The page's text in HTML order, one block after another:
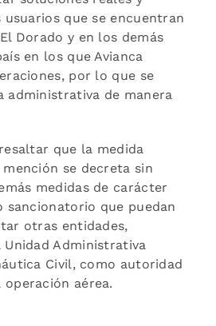
que se encuentran
Dorado y en los demás
en los que Avianca
por lo que se
administrativa de manera
que la medida
se decreta sin
medidas de carácter
sancionatorio que puedan
otras entidades,
Administrativa
Civil, como autoridad
aérea.